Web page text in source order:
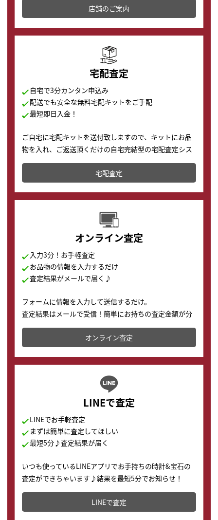
店舗を併設しており、下取りに出してお得に新しい時計
の購入もできます♪
店舗のご案内
宅配査定
自宅で3分カンタン申込み
配送でも安全な無料宅配キットをご手配
最短即日入金！
ご自宅に宅配キットを送付致しますので、キットにお品
物を入れ、ご返送頂くだけの自宅完結型の宅配査定シス
テムです。
配送でも簡単&安全に査定・買取に出すことが可能で
す。
宅配査定
オンライン査定
入力3分！お手軽査定
お品物の情報を入力するだけ
査定結果がメールで届く♪
フォームに情報を入力して送信するだけ。
査定結果はメールで受信！簡単にお持ちの査定金額が分
かります。
オンライン査定
LINEで査定
LINEでお手軽査定
まずは簡単に査定してほしい
最短5分♪査定結果が届く
いつも使っているLINEアプリでお手持ちの時計&宝石の
査定ができちゃいます♪結果を最短5分でお知らせ！
どこからでもすぐに査定金額を知ることが出来ます。
LINEで査定